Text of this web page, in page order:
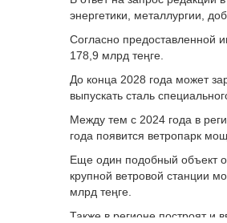
энергетики, металлургии,
Согласно предоставленной
178,9 млрд теңге.
До конца 2028 года может
выпускать сталь
Между тем с 2024 года в
года появится ветропарк
Еще один подобный объект
крупной ветровой станции
млрд теңге.
Также в регионе построят и